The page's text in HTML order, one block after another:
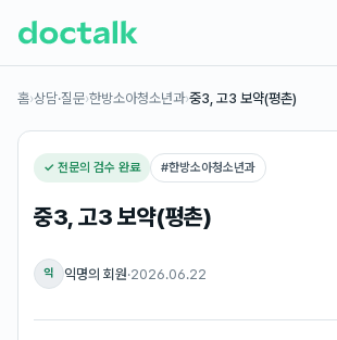
홈›상담·질문›한방소아청소년과›중3, 고3 보약(평촌)
✓ 전문의 검수 완료 #한방소아청소년과
중3, 고3 보약(평촌)
익 익명의 회원·2026.06.22